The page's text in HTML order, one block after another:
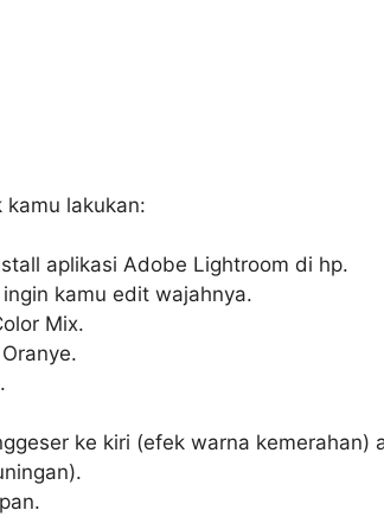
lakukan:
aplikasi Adobe Lightroom di hp.
kamu edit wajahnya.
Mix.
ke kiri (efek warna kemerahan)